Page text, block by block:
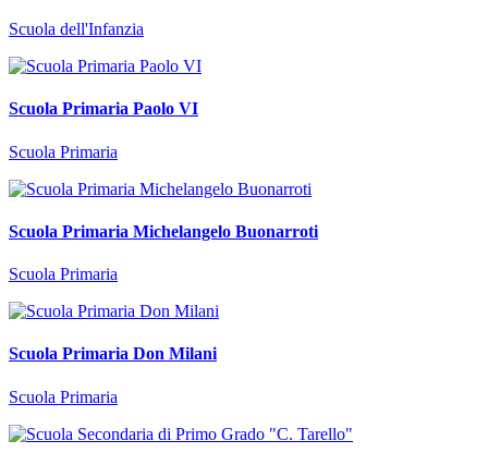
Scuola dell'Infanzia
Scuola Primaria Paolo VI
Scuola Primaria
Scuola Primaria Michelangelo Buonarroti
Scuola Primaria
Scuola Primaria Don Milani
Scuola Primaria